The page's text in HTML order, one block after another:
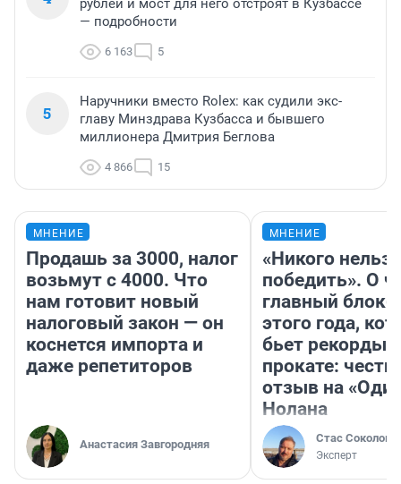
— подробности
6 163 5
5
Наручники вместо Rolex: как судили экс-
главу Минздрава Кузбасса и бывшего
миллионера Дмитрия Беглова
4 866 15
МНЕНИЕ
Продашь за 3000, налог
возьмут с 4000. Что
нам готовит новый
налоговый закон — он
коснется импорта и
даже репетиторов
Анастасия Завгородняя
МНЕНИЕ
«Никого нельзя
победить». О
главный
этого года,
бьет рекорды в
прокате:
отзыв на
Нолана
Стас Соколов
Эксперт